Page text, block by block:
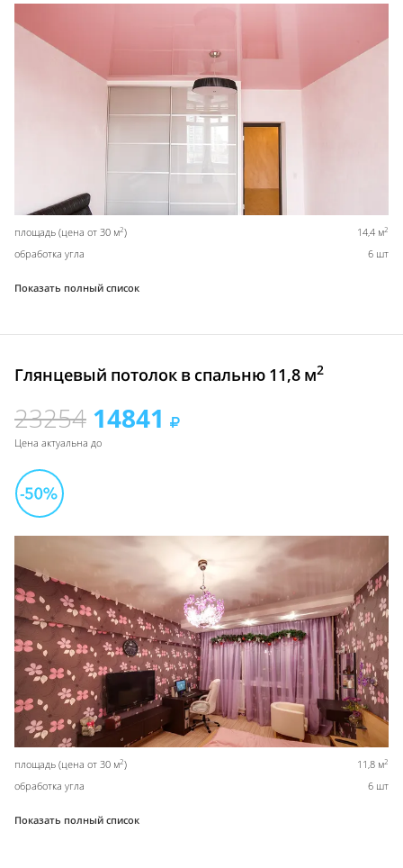
площадь (цена от 30 м2) 14,4 м2
обработка угла 6 шт
Показать полный список
Глянцевый потолок в спальню 11,8 м2
23254 14841
Цена актуальна до
площадь (цена от 30 м2) 11,8 м2
обработка угла 6 шт
Показать полный список